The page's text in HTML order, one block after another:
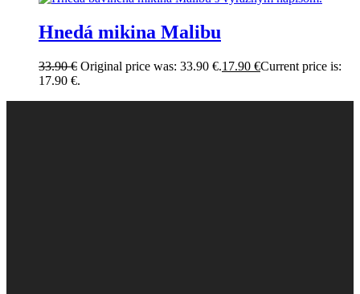
Hnedá mikina Malibu
33.90€ Original price was: 33.90 €.17.90 €Current price is:
17.90 €.